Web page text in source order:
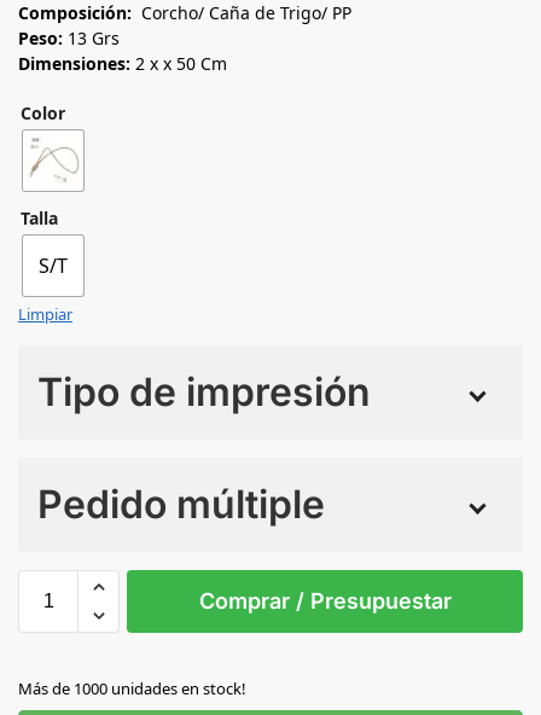
Composición: Corcho/ Caña de Trigo/ PP
Peso: 13 Grs
Dimensiones: 2 x x 50 Cm
Color
Talla
S/T
Limpiar
Tipo de impresión
Pedido múltiple
S/T
Comprar / Presupuestar
Más de 1000 unidades en stock!